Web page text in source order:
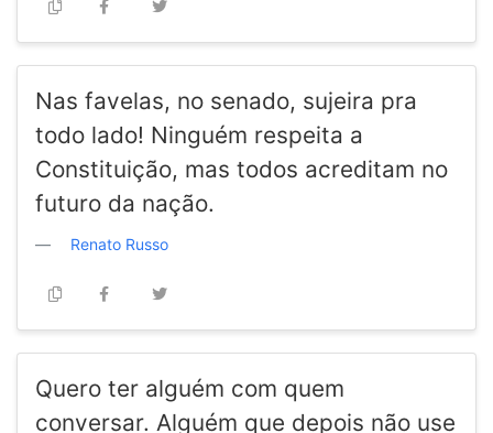
Nas favelas, no senado, sujeira pra
todo lado! Ninguém respeita a
Constituição, mas todos acreditam no
futuro da nação.
Renato Russo
Quero ter alguém com quem
conversar. Alguém que depois não use